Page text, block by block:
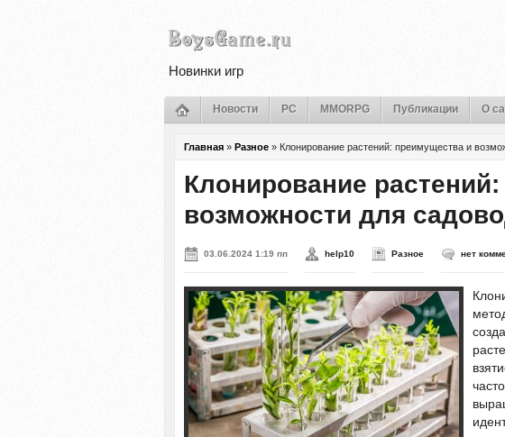
Новинки игр
Новости PC MMORPG Публикации О
Главная » Разное » Клонирование растений: преимущества и
Клонирование
возможности для
03.06.2024 1:19 пп help10 Разное нет